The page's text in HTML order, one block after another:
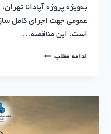
به‌ویژه پروژه آپادانا
عمومی جهت اجرای کامل
است. این مناقصه…
ادامه مطلبپروژه
آگهی